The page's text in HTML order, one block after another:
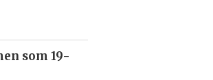
som 19-